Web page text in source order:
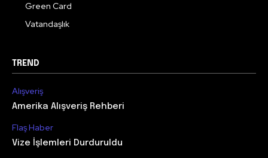
Green Card
Vatandaşlık
TREND
Alışveriş
Amerika Alışveriş Rehberi
Flaş Haber
Vize İşlemleri Durduruldu